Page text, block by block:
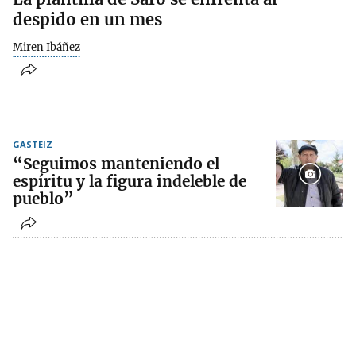
despido en un mes
Miren Ibáñez
GASTEIZ
“Seguimos manteniendo el
espíritu y la figura indeleble de
pueblo”